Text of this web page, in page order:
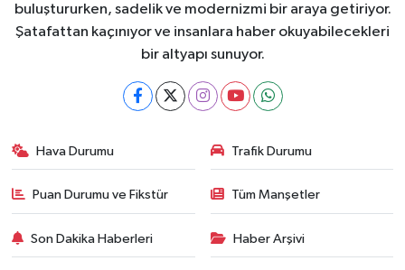
buluştururken, sadelik ve modernizmi bir araya getiriyor.
Şatafattan kaçınıyor ve insanlara haber okuyabilecekleri
bir altyapı sunuyor.
Hava Durumu Trafik Durumu
Puan Durumu ve Fikstür Tüm Manşetler
Son Dakika Haberleri Haber Arşivi